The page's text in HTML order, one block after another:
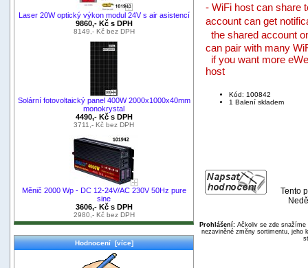
Laser 20W optický výkon modul 24V s air asistencí
9860,- Kč s DPH
8149,- Kč bez DPH
Solární fotovoltaický panel 400W 2000x1000x40mm
monokrystal
4490,- Kč s DPH
3711,- Kč bez DPH
Měnič 2000 Wp - DC 12-24V/AC 230V 50Hz pure
sine
3606,- Kč s DPH
2980,- Kč bez DPH
Hodnocení [více]
- WiFi host can share
account can get
the shared account
can pair with many
if you want more
host
Kód: 100842
1 Balení skladem
Tento
Prohlášení:Ačkoliv se zde snažíme
nezaviněné změny sortimentu, jeho